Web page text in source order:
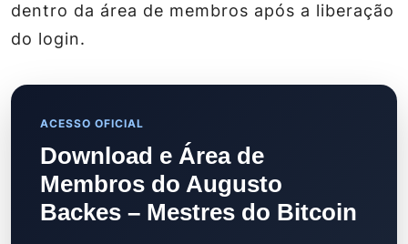
dentro da área de membros após a liberação
do login.
ACESSO OFICIAL
Download e Área de
Membros do Augusto
Backes – Mestres do Bitcoin